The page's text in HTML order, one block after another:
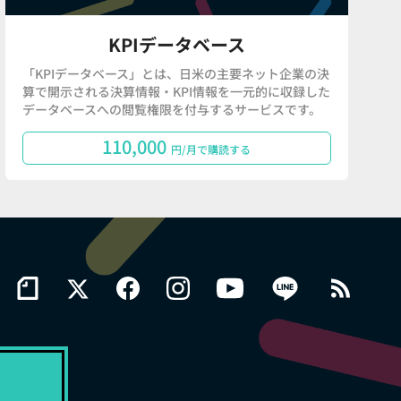
KPIデータベース
「KPIデータベース」とは、日米の主要ネット企業の決
算で開示される決算情報・KPI情報を一元的に収録した
データベースへの閲覧権限を付与するサービスです。
110,000 円/月で購読する